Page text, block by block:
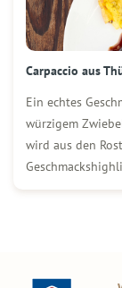
Carpaccio aus
Ein echtes
würzigem
wird aus den